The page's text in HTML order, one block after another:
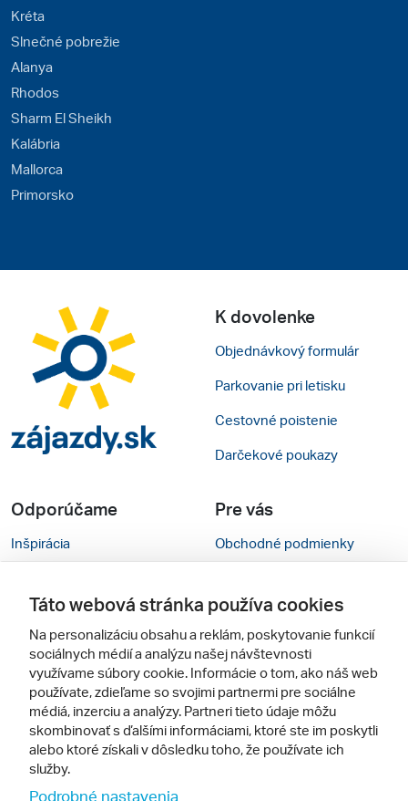
Kréta
Slnečné pobrežie
Alanya
Rhodos
Sharm El Sheikh
Kalábria
Mallorca
Primorsko
K dovolenke
Objednávkový formulár
Parkovanie pri letisku
Cestovné poistenie
Darčekové poukazy
Odporúčame
Inšpirácia
Cestovné kancelárie
Zájezdy.cz
Pre vás
Obchodné podmienky
Nastavenie cookies
Mobilná verzia webu
Sledujte nás
Táto webová stránka používa cookies
Na personalizáciu obsahu a reklám, poskytovanie funkcií
sociálnych médií a analýzu našej návštevnosti
využívame súbory cookie. Informácie o tom, ako náš web
používate, zdieľame so svojimi partnermi pre sociálne
médiá, inzerciu a analýzy. Partneri tieto údaje môžu
skombinovať s ďalšími informáciami, ktoré ste im poskytli
alebo ktoré získali v dôsledku toho, že používate ich
služby.
Podrobné nastavenia